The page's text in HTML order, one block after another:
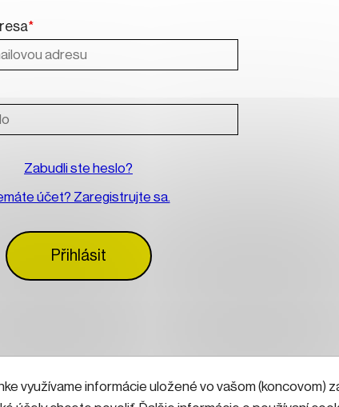
využívame informácie uložené vo vašom (koncovom)
*
Zabudli ste heslo?
účet? Zaregistrujte sa.
Přihlásit